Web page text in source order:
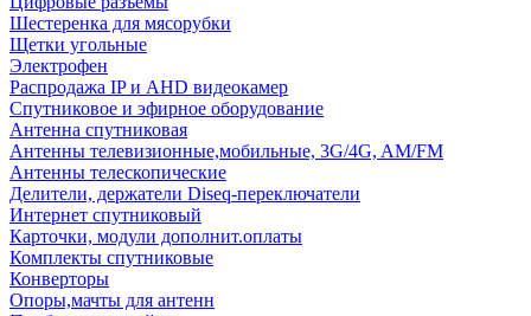
Шестеренка для мясорубки
Щетки угольные
Электрофен
Распродажа IP и AHD видеокамер
Спутниковое и эфирное оборудование
Антенна спутниковая
Антенны телевизионные,мобильные, 3G/4G, AM/FM
Антенны телескопические
Делители, держатели Diseq-переключатели
Интернет спутниковый
Карточки, модули дополнит.оплаты
Комплекты спутниковые
Конверторы
Опоры,мачты для антенн